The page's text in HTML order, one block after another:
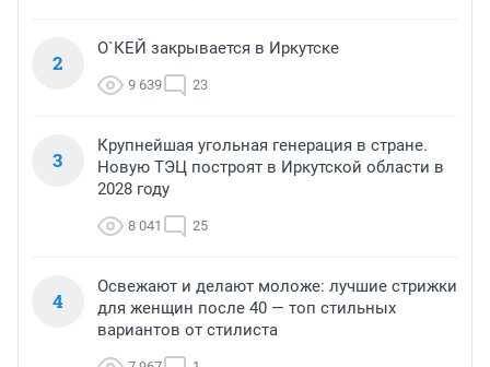
2
О`КЕЙ закрывается в Иркутске
9 639 23
3
Крупнейшая угольная генерация в стране.
Новую ТЭЦ построят в Иркутской области в
2028 году
8 041 25
4
Освежают и делают моложе: лучшие стрижки
для женщин после 40 — топ стильных
вариантов от стилиста